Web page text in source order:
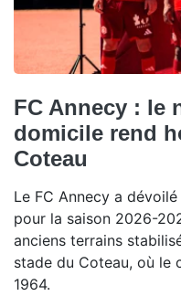
FC Annecy : le
domicile rend
Coteau
Le FC Annecy a
pour la saison 2026-
anciens terrains
stade du Coteau, où le
1964.